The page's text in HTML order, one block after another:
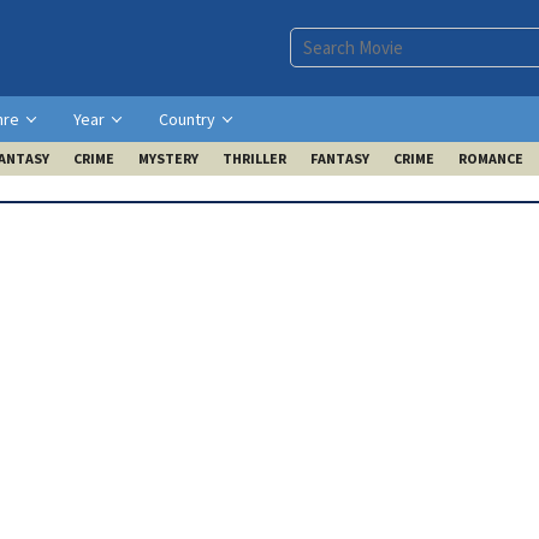
Year Country
CRIME MYSTERY THRILLER FANTASY CRIME ROMANCE